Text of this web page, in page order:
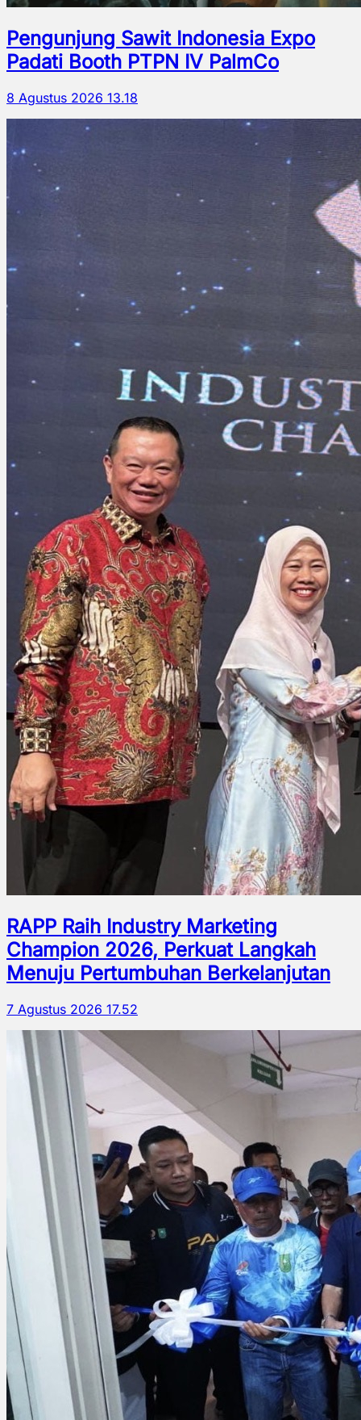
Pengunjung Sawit Indonesia Expo
Padati Booth PTPN IV PalmCo
8 Agustus 2026 13.18
RAPP Raih Industry Marketing
Champion 2026, Perkuat Langkah
Menuju Pertumbuhan Berkelanjutan
7 Agustus 2026 17.52